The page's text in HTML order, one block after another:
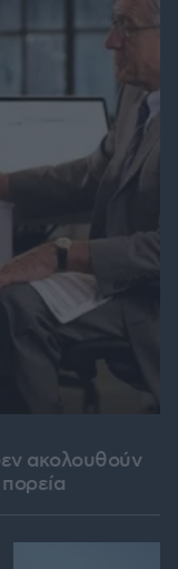
ακολουθούν